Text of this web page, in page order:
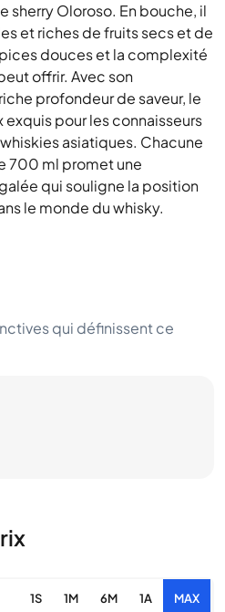
sherry Oloroso. En bouche, il
et riches de fruits secs et de
douces et la complexité
offrir. Avec son
profondeur de saveur, le
exquis pour les connaisseurs
asiatiques. Chacune
700 ml promet une
qui souligne la position
le monde du whisky.
qui définissent ce
1S 1M 6M 1A MAX